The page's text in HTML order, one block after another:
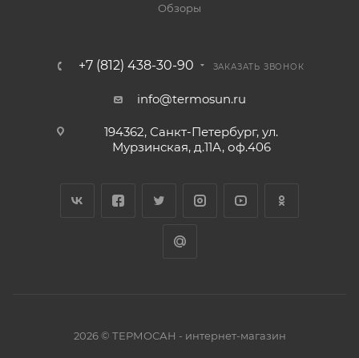
Обзоры
+7 (812) 438-30-90 ЗАКАЗАТЬ ЗВОНОК
info@termosun.ru
194362, Санкт-Петербург, ул.
Мурзинская, д.11А, оф.406
2026 © ТЕРМОСАН - интернет-магазин